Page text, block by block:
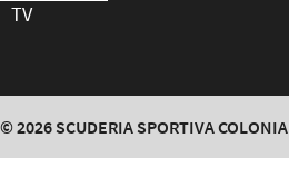
TV
© 2026 SCUDERIA SPORTIVA COLONIA